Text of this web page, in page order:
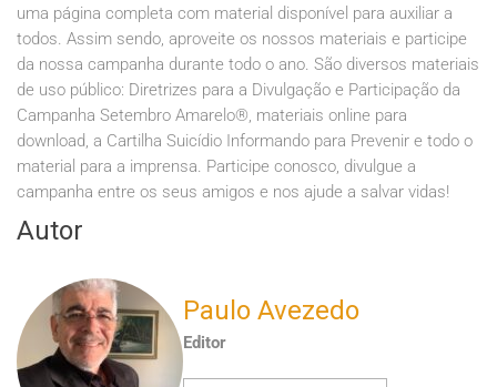
uma página completa com material disponível para auxiliar a
todos. Assim sendo, aproveite os nossos materiais e participe
da nossa campanha durante todo o ano. São diversos materiais
de uso público: Diretrizes para a Divulgação e Participação da
Campanha Setembro Amarelo®, materiais online para
download, a Cartilha Suicídio Informando para Prevenir e todo o
material para a imprensa. Participe conosco, divulgue a
campanha entre os seus amigos e nos ajude a salvar vidas!
Autor
Paulo Avezedo
Editor